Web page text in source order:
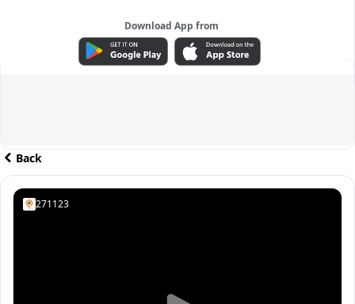
Download App from
ADVERTISEMENT
Back
271123